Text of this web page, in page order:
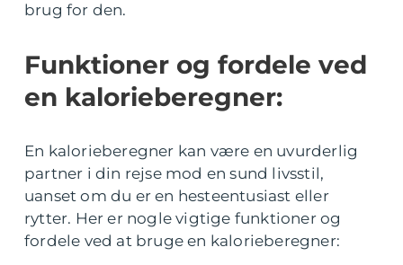
brug for den.
Funktioner og fordele ved
en kalorieberegner:
En kalorieberegner kan være en uvurderlig
partner i din rejse mod en sund livsstil,
uanset om du er en hesteentusiast eller
rytter. Her er nogle vigtige funktioner og
fordele ved at bruge en kalorieberegner: